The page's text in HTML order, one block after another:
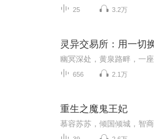
25 3.2万
656 2.1万
重生之魔鬼王妃